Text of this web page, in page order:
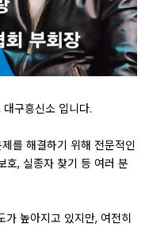
구흥신소 입니다.
를 해결하기 위해 전문적인
호, 실종자 찾기 등 여러 분
높아지고 있지만, 여전히